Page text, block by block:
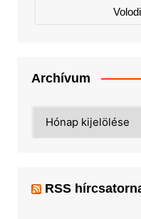
Archívum
RSS